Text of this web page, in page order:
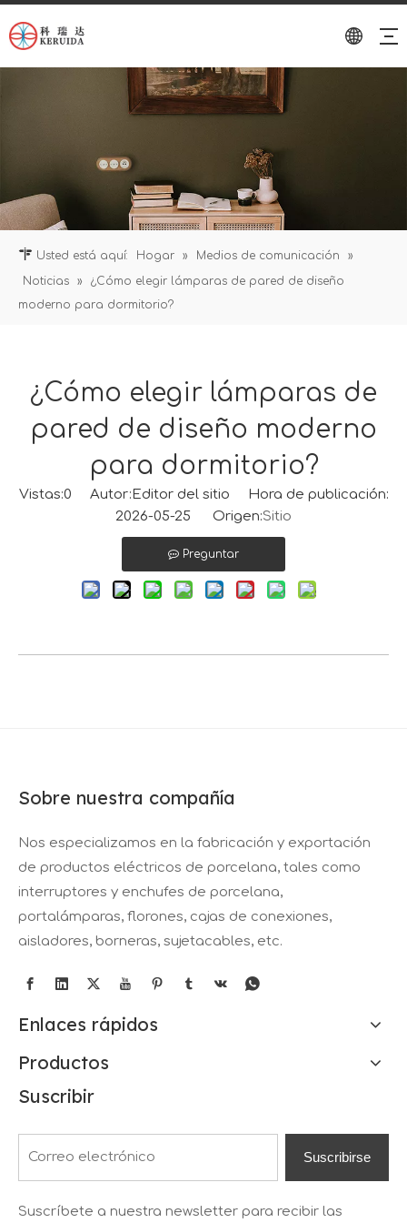
Usted está aquí: Hogar » Medios de comunicación
»
Noticias
»
¿Cómo elegir lámparas de pared de diseño
moderno para dormitorio?
¿Cómo elegir lámparas de
pared de diseño moderno
para dormitorio?
Vistas:0 Autor:Editor del sitio Hora de publicación:
2026-05-25 Origen:Sitio
Preguntar
Sobre nuestra compañía
Nos especializamos en la fabricación y exportación
de productos eléctricos de porcelana, tales como
interruptores y enchufes de porcelana,
portalámparas, florones, cajas de conexiones,
aisladores, borneras, sujetacables, etc.
Enlaces rápidos
Productos
Suscribir
Suscribirse
Suscríbete a nuestra newsletter para recibir las